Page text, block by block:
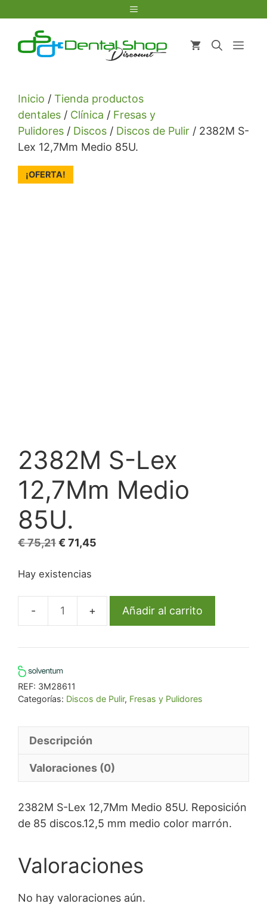
contenido
Menú
Inicio / Tienda productos
dentales / Clínica / Fresas y
Pulidores / Discos / Discos de Pulir / 2382M S-
Lex 12,7Mm Medio 85U.
¡OFERTA!
2382M S-Lex
12,7Mm Medio
85U.
€75,21El
original
€ 75,21.
€ 71,45
€ 71,45.
Hay existencias
2382M
Lex
85U.
Añadir al carrito
REF: 3M28611
Categorías: Discos de Pulir, Fresas y Pulidores
Descripción
Valoraciones (0)
2382M S-Lex 12,7Mm Medio 85U. Reposición
de 85 discos.12,5 mm medio color marrón.
Valoraciones
No hay valoraciones aún.